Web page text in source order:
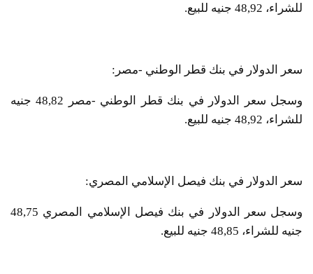
للشراء، 48,92 جنيه للبيع.
سعر الدولار في بنك قطر الوطني -مصر:
وسجل سعر الدولار في بنك قطر الوطني -مصر 48,82 جنيه
للشراء، 48,92 جنيه للبيع.
سعر الدولار في بنك فيصل الإسلامي المصري:
وسجل سعر الدولار في بنك فيصل الإسلامي المصري 48,75
جنيه للشراء، 48,85 جنيه للبيع.